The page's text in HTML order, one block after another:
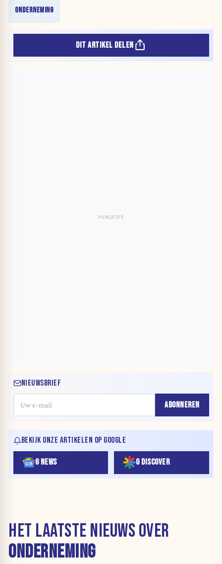
ONDERNEMING
DIT ARTIKEL DELEN
NIEUWSBRIEF
ABONNEREN
BEKIJK ONZE ARTIKELEN OP GOOGLE
G NEWS G DISCOVER
HET LAATSTE NIEUWS OVER
ONDERNEMING